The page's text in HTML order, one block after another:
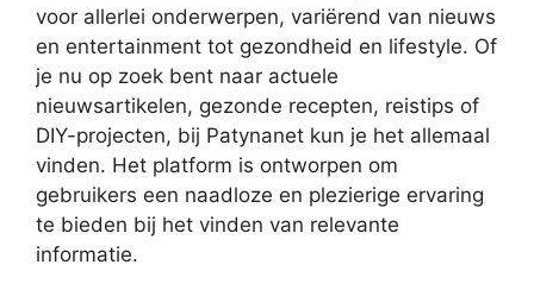
voor allerlei onderwerpen, variërend van nieuws
en entertainment tot gezondheid en lifestyle. Of
je nu op zoek bent naar actuele
nieuwsartikelen, gezonde recepten, reistips of
DIY-projecten, bij Patynanet kun je het allemaal
vinden. Het platform is ontworpen om
gebruikers een naadloze en plezierige ervaring
te bieden bij het vinden van relevante
informatie.